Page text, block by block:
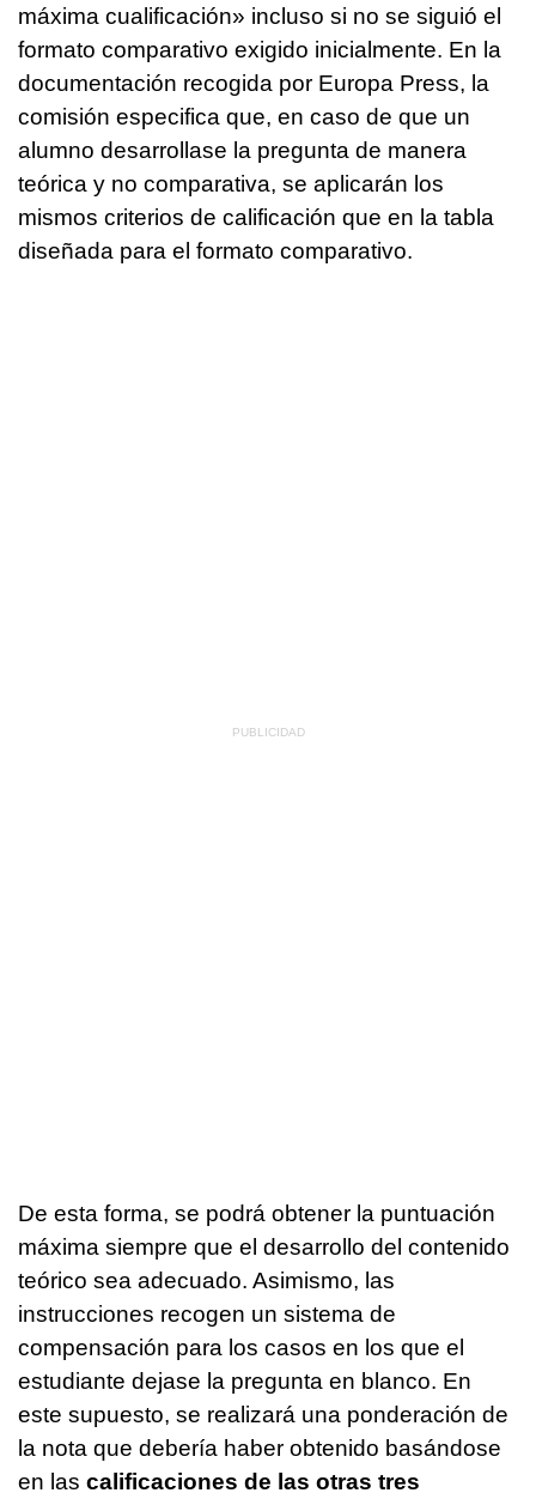
máxima cualificación» incluso si no se siguió el
formato comparativo exigido inicialmente. En la
documentación recogida por Europa Press, la
comisión especifica que, en caso de que un
alumno desarrollase la pregunta de manera
teórica y no comparativa, se aplicarán los
mismos criterios de calificación que en la tabla
diseñada para el formato comparativo.
De esta forma, se podrá obtener la puntuación
máxima siempre que el desarrollo del contenido
teórico sea adecuado. Asimismo, las
instrucciones recogen un sistema de
compensación para los casos en los que el
estudiante dejase la pregunta en blanco. En
este supuesto, se realizará una ponderación de
la nota que debería haber obtenido basándose
en las calificaciones de las otras tres